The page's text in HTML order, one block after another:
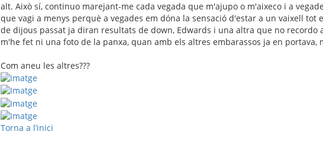
alt. Això sí, continuo marejant-me cada vegada que m'ajupo o m'aixeco i a
que vagi a menys perquè a vegades em dóna la sensació d'estar a un vaixell
de dijous passat ja diran resultats de down, Edwards i una altra que no
m'he fet ni una foto de la panxa, quan amb els altres embarassos ja en portava,
Com aneu les altres???
Torna a l’inici